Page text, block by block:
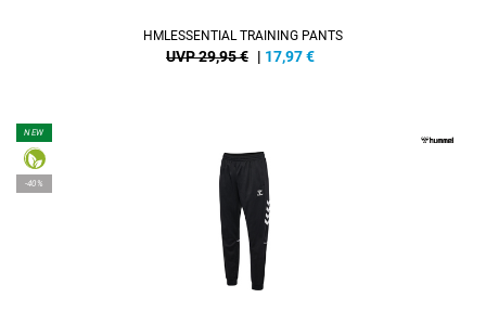
HMLESSENTIAL TRAINING PANTS
UVP 29,95 € | 17,97€
NEW
-40%